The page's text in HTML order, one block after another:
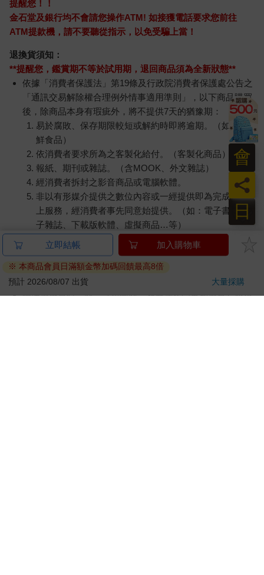
提醒您！！
金石堂及銀行均不會請您操作ATM! 如接獲電話要求您前往
ATM提款機，請不要聽從指示，以免受騙上當！
退換貨須知：
**提醒您，鑑賞期不等於試用期，退回商品須為全新狀態**
依據「消費者保護法」第19條及行政院消費者保護處公告之
「通訊交易解除權合理例外情事適用準則」，以下商品購買
後，除商品本身有瑕疵外，將不提供7天的猶豫期：
易於腐敗、保存期限較短或解約時即將逾期。（如：生
鮮食品）
依消費者要求所為之客製化給付。（客製化商品）
報紙、期刊或雜誌。（含MOOK、外文雜誌）
經消費者拆封之影音商品或電腦軟體。
非以有形媒介提供之數位內容或一經提供即為完成之線
上服務，經消費者事先同意始提供。（如：電子書、電
子雜誌、下載版軟體、虛擬商品…等）
已拆封之個人衛生用品。（如：內衣褲、刮鬍刀、除毛
若非上列種類商品，均享有到貨7天的猶豫期（含例假
日）。
辦理退換貨時，商品（組合商品恕無法接受單獨退貨）必須
立即結帳 加入購物車
※ 本商品會員日滿額金幣加碼回饋最高8倍
預計 2026/08/07 出貨
大量採購
日
員
會